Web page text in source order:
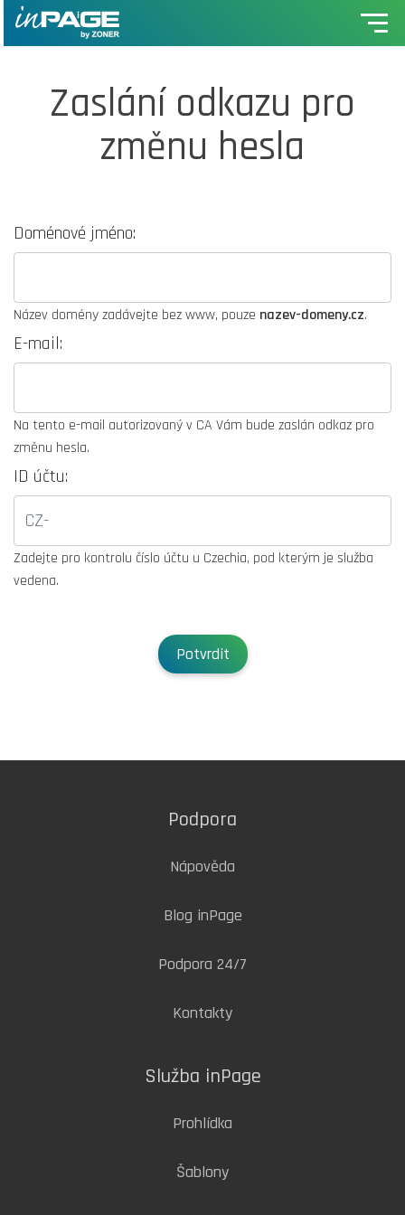
Zaslání odkazu pro
změnu hesla
Doménové jméno:
Název domény zadávejte bez www, pouze nazev-domeny.cz.
E-mail:
Na tento e-mail autorizovaný v CA Vám bude zaslán odkaz pro
změnu hesla.
ID účtu:
Zadejte pro kontrolu číslo účtu u Czechia, pod kterým je služba
vedena.
Potvrdit
Podpora
Nápověda
Blog inPage
Podpora 24/7
Kontakty
Služba inPage
Prohlídka
Šablony